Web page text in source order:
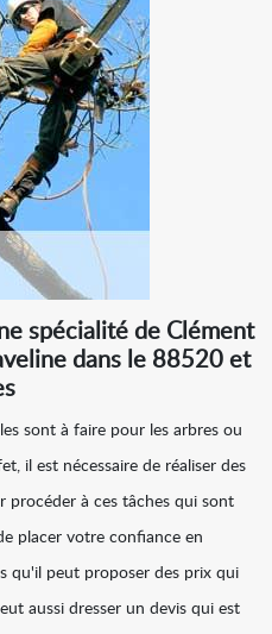
spécialité de Clément
dans le 88520 et
sont à faire pour les arbres ou
il est nécessaire de réaliser des
procéder à ces tâches qui sont
placer votre confiance en
qu'il peut proposer des prix qui
aussi dresser un devis qui est